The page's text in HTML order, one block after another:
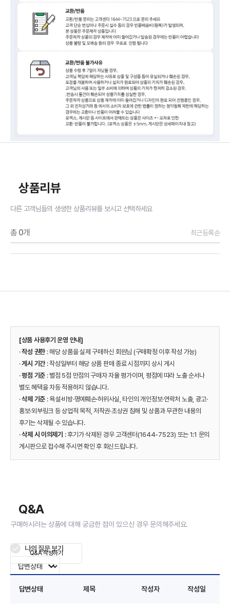
상품리뷰
다른 고객님들의 생생한 상품리뷰를 보시고 선택하세요
총 0개 최근등록순
[상품 사용후기 운영 안내]
·작성 권한 : 해당 상품을 실제 구매하신 회원님 (구매확정 이후 작성 가능)
·게시 기간: 작성일부터 해당 상품 판매 종료 시점까지 상시 게시
·평점 기준 : 별점 5점 만점의 구매자 자율 평가이며, 평점에 따라 노출 순서나
별도 혜택을 차등 적용하지 않습니다.
·삭제 기준 : 욕설·비방·명예훼손·허위사실, 타인의 개인정보·연락처 노출, 광고·
홍보·외부링크 등 상업적 목적, 저작권·초상권 침해 및 상품과 무관한 내용의
후기는 삭제될 수 있습니다.
·삭제 시 이의제기 : 후기가 삭제된 경우 고객센터(1644-7523) 또는 1:1 문의
게시판으로 접수해 주시면 확인 후 회신드립니다.
Q&A
구매하시려는 상품에 대해 궁금한 점이 있으신 경우 문의해주세요.
나의 질문 보기
답변상태 제목 작성자 작성일
Q&A 작성하기